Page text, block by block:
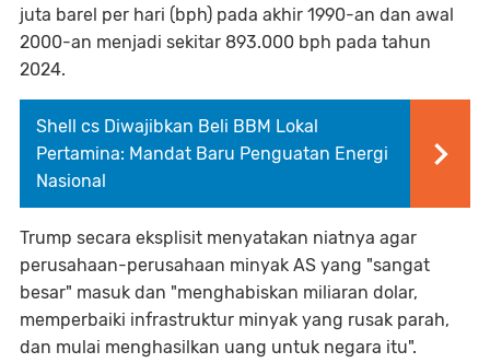
juta barel per hari (bph) pada akhir 1990-an dan awal
2000-an menjadi sekitar 893.000 bph pada tahun
2024.
Shell cs Diwajibkan Beli BBM Lokal
Pertamina: Mandat Baru Penguatan Energi
Nasional
Trump secara eksplisit menyatakan niatnya agar
perusahaan-perusahaan minyak AS yang "sangat
besar" masuk dan "menghabiskan miliaran dolar,
memperbaiki infrastruktur minyak yang rusak parah,
dan mulai menghasilkan uang untuk negara itu".